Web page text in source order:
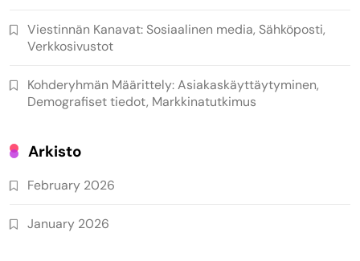
Viestinnän Kanavat: Sosiaalinen media, Sähköposti,
Verkkosivustot
Kohderyhmän Määrittely: Asiakaskäyttäytyminen,
Demografiset tiedot, Markkinatutkimus
Arkisto
February 2026
January 2026